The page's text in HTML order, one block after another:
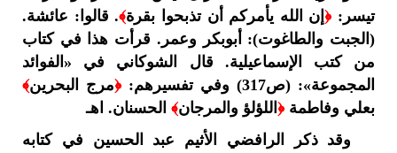
تيسر:﴿إن الله يأمركم أن تذبحوا بقرة﴾. قالوا: عائشة.
(الجبت والطاغوت): أبوبكر وعمر. قرأت هذا في كتاب
من كتب الإسماعيلية. قال الشوكاني في «الفوائد
المجموعة»: (ص317) وفي تفسيرهم:
﴿مرج البحرين﴾
بعلي وفاطمة﴿ اللؤلؤ والمرجان﴾ الحسنان. اهـ
وقد ذكر الرافضي الأثيم عبد الحسين في كتابه